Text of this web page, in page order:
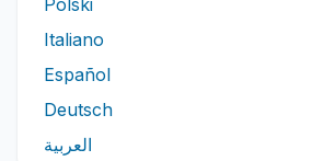
Polski
Italiano
Español
Deutsch
العربية